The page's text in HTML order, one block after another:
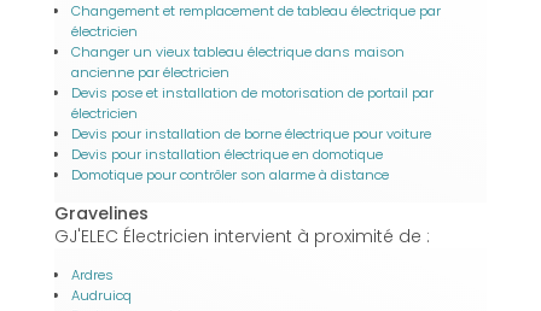
Changement et remplacement de tableau électrique par
électricien
Changer un vieux tableau électrique dans maison
ancienne par électricien
Devis pose et installation de motorisation de portail par
électricien
Devis pour installation de borne électrique pour voiture
Devis pour installation électrique en domotique
Domotique pour contrôler son alarme à distance
Gravelines
GJ'ELEC Électricien intervient à proximité de :
Ardres
Audruicq